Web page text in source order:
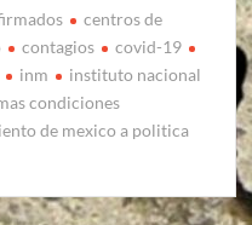
centros de
contagios
covid-19
inm
instituto nacional
condiciones
de mexico a politica